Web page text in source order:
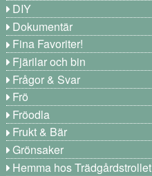
DIY
Dokumentär
Fina Favoriter!
Fjärilar och bin
Frågor & Svar
Frö
Fröodla
Frukt & Bär
Grönsaker
Hemma hos Trädgårdstrollet